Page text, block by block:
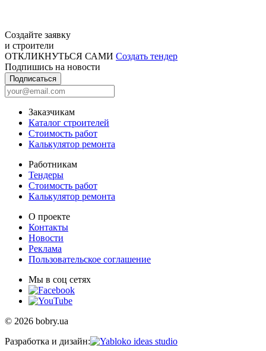
Создайте заявку
и строители
ОТКЛИКНУТЬСЯ САМИ Создать тендер
Подпишись на новости
Подписаться
Заказчикам
Каталог строителей
Стоимость работ
Калькулятор ремонта
Работникам
Тендеры
Стоимость работ
Калькулятор ремонта
О проекте
Контакты
Новости
Реклама
Пользовательское соглашение
Мы в соц сетях
© 2026 bobry.ua
Разработка и дизайн: